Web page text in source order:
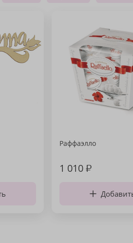
Раффаэлло
1 010₽